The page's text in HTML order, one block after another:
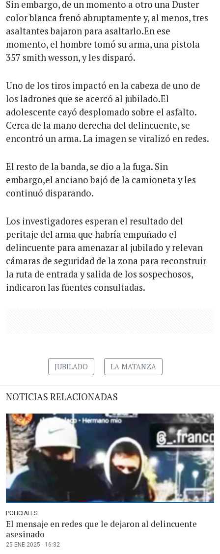
Sin embargo, de un momento a otro una Duster
color blanca frenó abruptamente y, al menos, tres
asaltantes bajaron para asaltarlo.En ese
momento, el hombre tomó su arma, una pistola
357 smith wesson, y les disparó.
Uno de los tiros impactó en la cabeza de uno de
los ladrones que se acercó al jubilado.El
adolescente cayó desplomado sobre el asfalto.
Cerca de la mano derecha del delincuente, se
encontró un arma. La imagen se viralizó en redes.
El resto de la banda, se dio a la fuga. Sin
embargo,el anciano bajó de la camioneta y les
continuó disparando.
Los investigadores esperan el resultado del
peritaje del arma que habría empuñado el
delincuente para amenazar al jubilado y relevan
cámaras de seguridad de la zona para reconstruir
la ruta de entrada y salida de los sospechosos,
indicaron las fuentes consultadas.
JUBILADO LA MATANZA
NOTICIAS RELACIONADAS
POLICIALES
El mensaje en redes que le dejaron al delincuente
asesinado
25 ENE 2025 - 16:32